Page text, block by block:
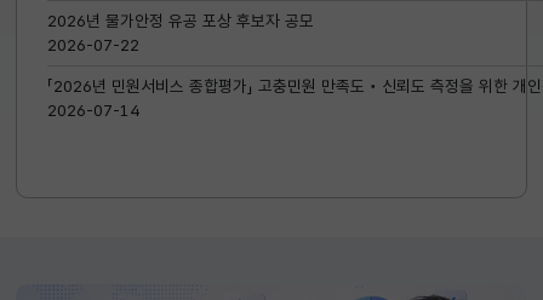
2026년 물가안정 유공 포상 후보자 공모
2026-07-22
「2026년 민원서비스 종합평가」 고충민원 만족도‧신뢰도 측정을 위한 개
2026-07-14